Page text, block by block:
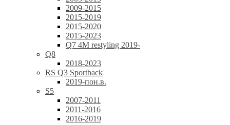
2009-2015
2015-2019
2015-2020
2015-2023
Q7 4M restyling 2019-
Q8
2018-2023
RS Q3 Sportback
2019-пон.в.
S5
2007-2011
2011-2016
2016-2019